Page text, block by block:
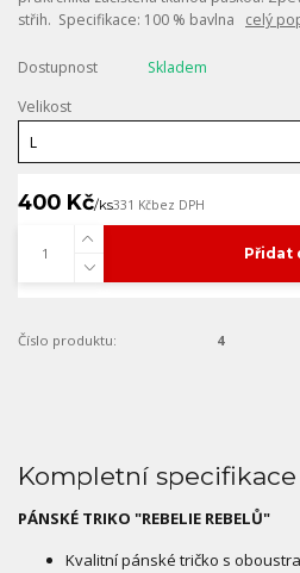
střih. Specifikace: 100 % bavlna celý
Dostupnost
Skladem
Velikost
400 Kč/ks331 Kčbez DPH
Přidat
Číslo produktu: 4
Kompletní specifikace
PÁNSKÉ TRIKO "REBELIE REBELŮ"
Kvalitní pánské tričko s